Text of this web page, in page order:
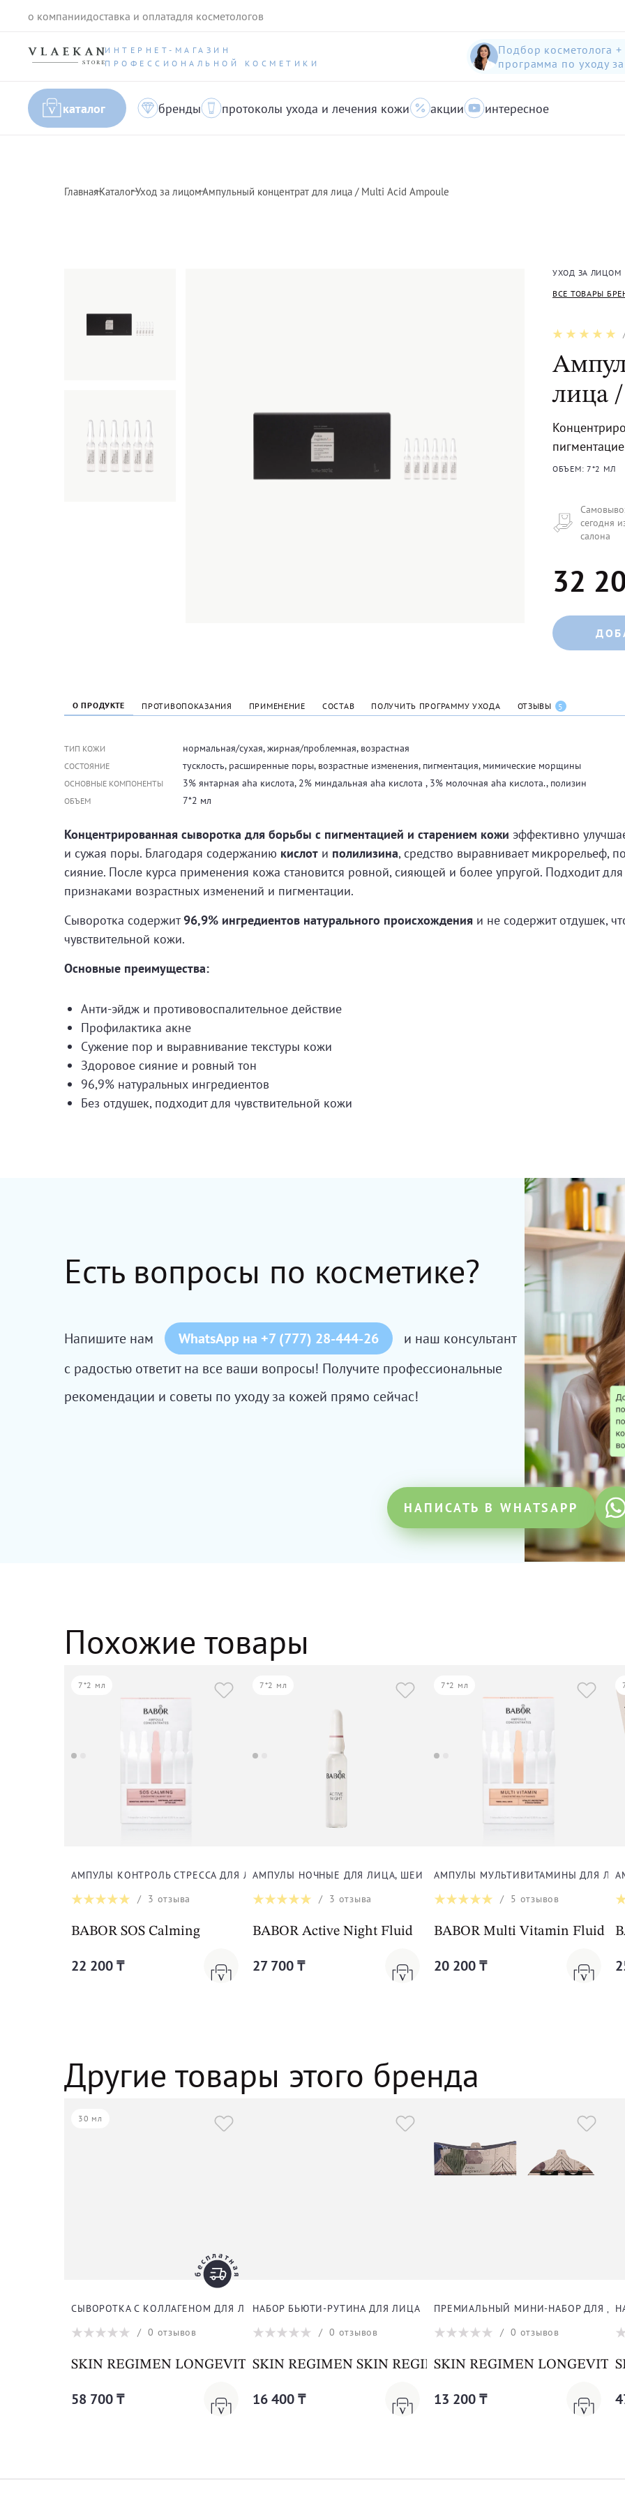
о компаниидоставка и оплатадля косметологов
ИНТЕРНЕТ-МАГАЗИН
ПРОФЕССИОНАЛЬНОЙ КОСМЕТИКИ
Подбор косметолога +
программа по уходу
каталог бренды протоколы ухода и лечения кожи акции интересное
ГлавнаяКаталогУход за лицомАмпульный концентрат для лица / Multi Acid Ampoule
УХОД ЗА ЛИЦОМ
ВСЕ ТОВАРЫ
лица
ОБЪЕМ: 7*2 МЛ
сегодня
салона
32
О ПРОДУКТЕ ПРОТИВОПОКАЗАНИЯ ПРИМЕНЕНИЕ СОСТАВ ПОЛУЧИТЬ ПРОГРАММУ УХОДА ОТЗЫВЫ 5
ТИП КОЖИ нормальная/сухая, жирная/проблемная, возрастная
СОСТОЯНИЕ тусклость, расширенные поры, возрастные изменения, пигментация, мимические морщины
ОСНОВНЫЕ КОМПОНЕНТЫ 3% янтарная aha кислота, 2% миндальная aha кислота , 3% молочная aha кислота., полизин
ОБЪЕМ 7*2 мл
Концентрированная сыворотка для борьбы с пигментацией и старением кожи эффективно
и сужая поры. Благодаря содержанию кислот и полилизина, средство выравнивает микрорельеф,
сияние. После курса применения кожа становится ровной, сияющей и более упругой. Подходит
признаками возрастных изменений и пигментации.
Сыворотка содержит96,9% ингредиентов натурального происхождения и не содержит отдушек,
чувствительной кожи.
Основные преимущества:
Анти-эйдж и противовоспалительное действие
Профилактика акне
Сужение пор и выравнивание текстуры кожи
Здоровое сияние и ровный тон
96,9% натуральных ингредиентов
Без отдушек, подходит для чувствительной кожи
Есть вопросы по косметике?
Напишите нам WhatsApp на +7 (777) 28-444-26
и наш консультант
с радостью ответит на все ваши вопросы! Получите профессиональные
рекомендации и советы по уходу за кожей прямо сейчас!
НАПИСАТЬ В WHATSAPP
Похожие товары
7*2 мл
АМПУЛЫ КОНТРОЛЬ СТРЕССА ДЛЯ ЛИЦА, ШЕИ И ДЕКОЛЬТЕ
/ 3 отзыва
BABOR SOS Calming
22 200 ₸
7*2 мл
АМПУЛЫ НОЧНЫЕ ДЛЯ ЛИЦА, ШЕИ И ДЕКОЛЬТЕ
/ 3 отзыва
BABOR Active Night Fluid
27 700 ₸
7*2 мл
АМПУЛЫ МУЛЬТИВИТАМИНЫ ДЛЯ
/ 5 отзывов
BABOR Multi Vitamin Fluid
20 200 ₸
Другие товары этого бренда
НАБОР БЬЮТИ-РУТИНА ДЛЯ ЛИЦА
/0 отзывов
SKIN REGIMEN SKIN REGIMEN BEAUTY ROUTINE KIT
16 400 ₸
ПРЕМИАЛЬНЫЙ МИНИ-НАБОР ДЛЯ ДОЛГОЛЕТИЯ КОЖИ
/0 отзывов
SKIN REGIMEN LONGEVITY MINI DUO
13 200 ₸
НАБОР МАСТХЭВ ТРИО ДЛЯ ЛИЦА
/0 отзывов
SKIN REGIMEN SKIN
47 600 ₸